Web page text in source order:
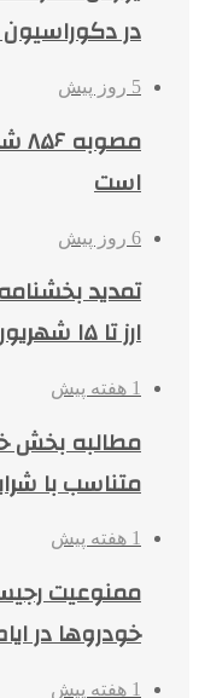
در
5 روز پیش
است
6 روز پیش
تمدید
ارز تا ۱۵ شهریور
1 هفته پیش
مطالبه بخش
متناسب با
1 هفته پیش
ممنوعیت
خودروها در
1 هفته پیش